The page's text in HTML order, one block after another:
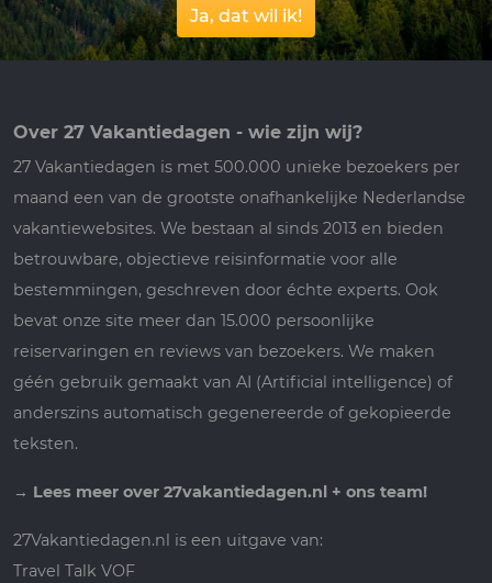
Ja, dat wil ik!
Over 27 Vakantiedagen - wie zijn wij?
27 Vakantiedagen is met 500.000 unieke bezoekers per
maand een van de grootste onafhankelijke Nederlandse
vakantiewebsites. We bestaan al sinds 2013 en bieden
betrouwbare, objectieve reisinformatie voor alle
bestemmingen, geschreven door échte experts. Ook
bevat onze site meer dan 15.000 persoonlijke
reiservaringen en reviews van bezoekers. We maken
géén gebruik gemaakt van AI (Artificial intelligence) of
anderszins automatisch gegenereerde of gekopieerde
teksten.
→ Lees meer over 27vakantiedagen.nl + ons team!
27Vakantiedagen.nl is een uitgave van:
Travel Talk VOF